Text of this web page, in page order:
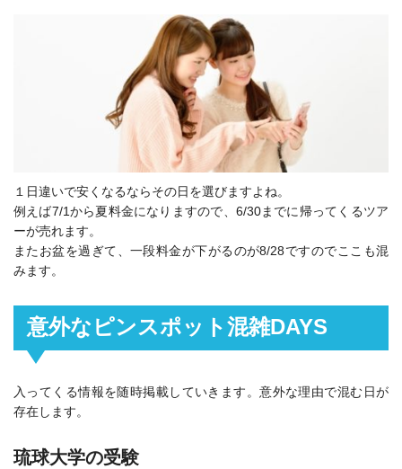
１日違いで安くなるならその日を選びますよね。
例えば7/1から夏料金になりますので、6/30までに帰ってくるツア
ーが売れます。
またお盆を過ぎて、一段料金が下がるのが8/28ですのでここも混
みます。
意外なピンスポット混雑DAYS
入ってくる情報を随時掲載していきます。意外な理由で混む日が
存在します。
琉球大学の受験